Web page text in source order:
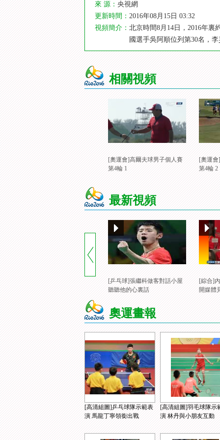
來 源： 央視網
更新時間： 2016年08月15日 03:32
視頻簡介： 北京時間8月14日，2016年
國選手吳阿順位列第30名，
相關視頻
[奧運會]高爾夫球男子個人賽
第4輪 1
[奧運
第4輪 2
最新視頻
[乒乓球]張繼科做客對話小屋
聽聽他的心裏話
[綜合]
開媒體
奧運畫報
[高清組圖]乒乓球隊示範表
演 馬龍丁寧領銜出戰
[高清組圖]羽毛球隊示
演 林丹與小朋友互動